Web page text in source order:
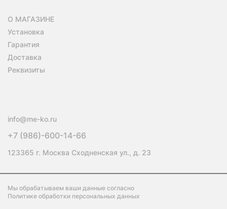
О МАГАЗИНЕ
Установка
Гарантия
Доставка
Реквизиты
info@me-ko.ru
+7 (986)-600-14-66
123365 г. Москва Сходненская ул., д. 23
Мы обрабатываем ваши данные согласно
Политике обработки персональных данных